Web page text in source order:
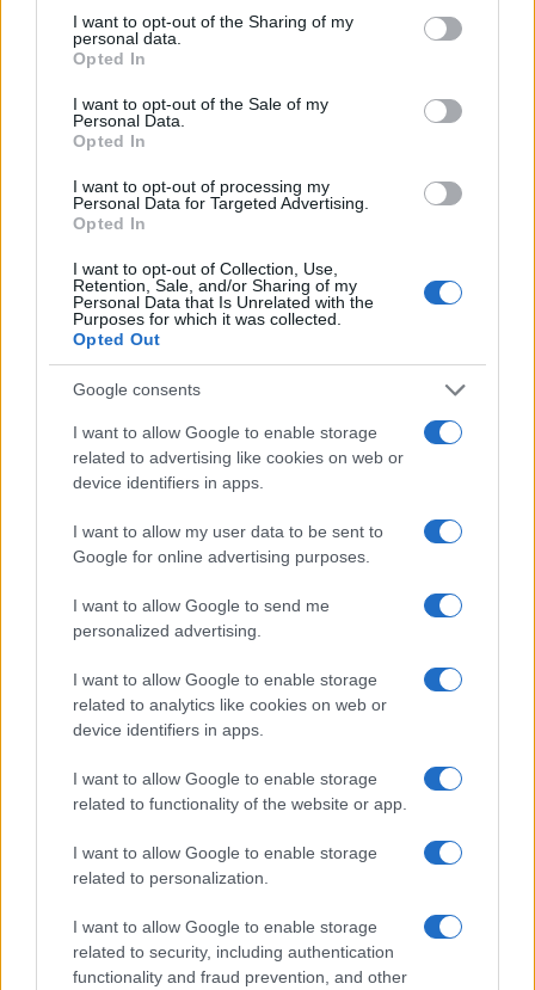
not limited to your visit or usage behaviour. You may click to
grant or deny consent to Google and its third-party tags to
use your data for below specified purposes in below Google
consent section.
I want to opt-out of the Sharing of my
personal data.
Opted In
I want to opt-out of the Sale of my
Personal Data.
Opted In
I want to opt-out of processing my
Personal Data for Targeted Advertising.
Opted In
I want to opt-out of Collection, Use,
Retention, Sale, and/or Sharing of my
Personal Data that Is Unrelated with the
Purposes for which it was collected.
Opted Out
Google consents
I want to allow Google to enable storage
related to advertising like cookies on web or
device identifiers in apps.
I want to allow my user data to be sent to
Google for online advertising purposes.
I want to allow Google to send me
personalized advertising.
I want to allow Google to enable storage
related to analytics like cookies on web or
device identifiers in apps.
I want to allow Google to enable storage
related to functionality of the website or app.
I want to allow Google to enable storage
related to personalization.
I want to allow Google to enable storage
related to security, including authentication
functionality and fraud prevention, and other
1909 Vidacs Aladár geológus, a recski érclelőhely feltárója
1921 Gérard Debreu Nobel-díjas francia származású amerikai
1924 Mikes Lilla Jászai Mari-díjas színésznő, előadóművész
1924 Eva Marie Saint Oscar-díjas amerikai színésznő
Gina Lollobrigidaolasz filmszínésznő, fotóművész
1927 Neil Simon amerikai drámaíró, forgatókönyvíró
örökös tudósítója
1934 Colin Welland angol színész, író, aTűzszekerek
film Oscar-díjas forgatókönyvírója
Ruszt JózsefKossuth-díjas rendező, színházigazgató
1945 Hranitzky Ágnes Balázs Béla-díjas vágó, rendező
Trokán PéterJászai Mari-díjas színész, érdemes
1948 Verebes István Jászai Mari-díjas magyar színész, író,
Grandpierre Attilazenész, énekes, csillagász, író, költő
Lengyel AnnaHevesi Sándor-díjas dramaturg,
műfordító
Bodó ViktorJászai Mari-díjas színész, rendező,
Pikali Gerdaszínésznő, szinkronszínész
1990 David Kross német színész
Július 4-én halt meg